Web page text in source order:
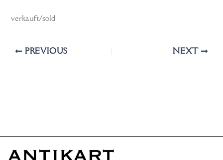
verkauft/sold
PREVIOUS NEXT